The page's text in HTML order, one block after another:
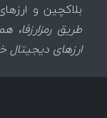
بلاکچین و
طریق
ارزهای دیجیتال